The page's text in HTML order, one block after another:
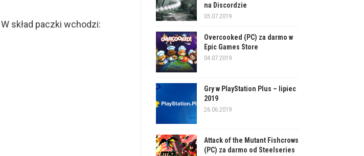
W skład paczki wchodzi:
na Discordzie
05.07.2019
Overcooked (PC) za darmo w
Epic Games Store
04.07.2019
Gry w PlayStation Plus – lipiec
2019
26.06.2019
Attack of the Mutant Fishcrows
(PC) za darmo od Steelseries